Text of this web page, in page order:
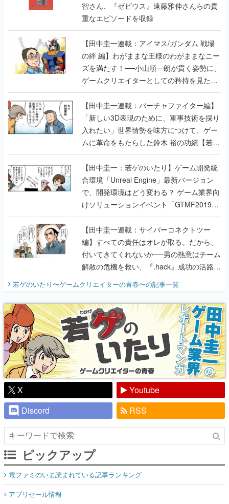
智さん、『ゼビウス』遠藤雅伸さんらの貴
重なエピソードを収録
【田中圭一連載：アイマス/ガンダム 戦場
の絆 編】わがままな王様のわがままなニー
ズを満たす！──小山順一朗が貫く姿勢に、
ゲームクリエイターとしての矜持を見た
【若ゲのいたり最終回】
【田中圭一連載：バーチャファイター編】
「新しい3D表現のために、軍事技術を採り
入れたい」世界情勢を味方につけて、ゲー
ムに革命をもたらした鈴木 裕の功績【若ゲ
のいたり】
【田中圭一：若ゲのいたり】ゲーム開発統
合環境「Unreal Engine」最新バージョン
で、開発環境はどう変わる？ ゲーム業界向
けソリューションイベント「GTMF2019」
に行って、より理解を深めよう【PR】
【田中圭一連載：サイバーコネクトツー
編】すべての責任はオレが取る。だから、
付いてきてくれないか──男の熱意はチーム
解散の危機を救い、『.hack』成功の活路を
開く。業界の快男児・松山 洋に流れる血は
『少年ジャンプ』色だった【若ゲのいた
り】
若ゲのいたり〜ゲームクリエイターの青春〜の記事一覧
X
Youtube
Discord
RSS
ピックアップ
電ファミのいま読まれている記事ランキング
アプリセール情報